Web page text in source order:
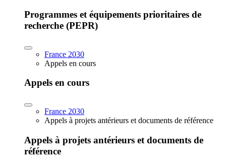
Programmes et équipements prioritaires de
recherche (PEPR)
France 2030
Appels en cours
Appels en cours
France 2030
Appels à projets antérieurs et documents de référence
Appels à projets antérieurs et documents de
référence